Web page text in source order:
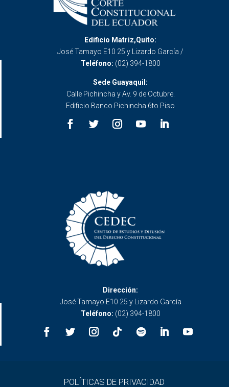
Edificio Matriz,Quito:
José Tamayo E10 25 y Lizardo García /
Teléfono: (02) 394-1800
Sede Guayaquil:
Calle Pichincha y Av. 9 de Octubre.
Edificio Banco Pichincha 6to Piso
Dirección:
José Tamayo E10 25 y Lizardo García
Teléfono: (02) 394-1800
POLÍTICAS DE PRIVACIDAD